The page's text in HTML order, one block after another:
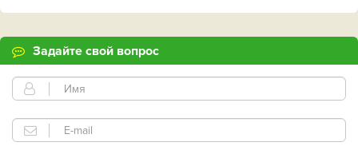
Задайте свой вопрос